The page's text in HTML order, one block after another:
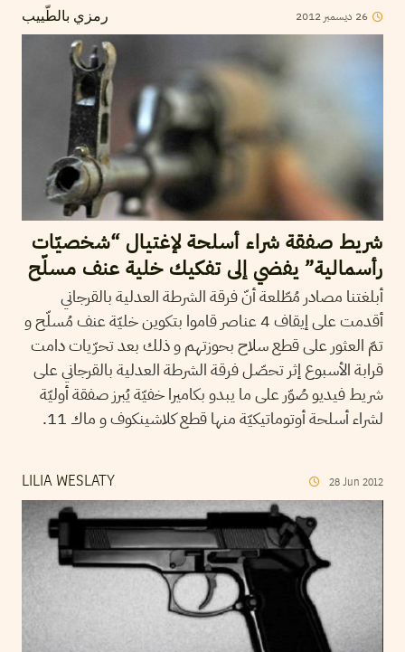
رمزي بالطّييب 26 ديسمبر 2012
شريط صفقة شراء أسلحة لإغتيال “شخصيّات
رأسمالية” يفضي إلى تفكيك خلية عنف مسلّح
أبلغتنا مصادر مُطّلعة أنّ فرقة الشرطة العدلية بالقرجاني
أقدمت على إيقاف 4 عناصر قاموا بتكوين خليّة عنف مُسلّح و
تمّ العثور على قطع سلاح بحوزتهم و ذلك بعد تحرّيات دامت
قرابة الأسبوع إثر تحصّل فرقة الشرطة العدلية بالقرجاني على
شريط فيديو صُوّر على ما يبدو بكاميرا خفيّة يُبرز صفقة أوليّة
لشراء أسلحة أوتوماتيكيّة منها قطع كلاشينكوف و ماك 11.
LILIA WESLATY 28 Jun 2012